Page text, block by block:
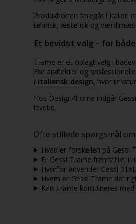
Produktionen foregår i Italien
teknisk, æstetisk og
Et bevidst valg – for
Trame er et oplagt valg i
For arkitekter og
i italiensk design, hvor
Hos Design4home indgår
levetid.
Ofte stillede spørgsmål
Hvad er forskellen på Gessi
Er Gessi Trame fremstillet i
Hvorfor anvender Gessi
Hvem er Gessi Trame det
Kan Trame kombineres